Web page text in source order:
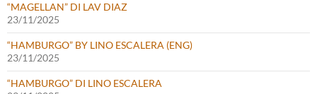
“MAGELLAN” DI LAV DIAZ
23/11/2025
“HAMBURGO” BY LINO ESCALERA (ENG)
23/11/2025
“HAMBURGO” DI LINO ESCALERA